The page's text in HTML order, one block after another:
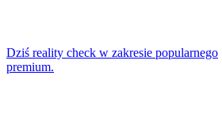
Dziś reality check w zakresie popularnego
premium.